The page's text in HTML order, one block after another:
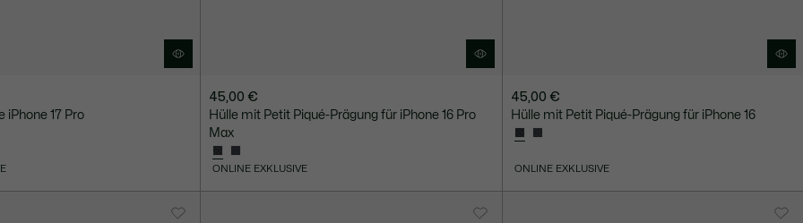
iPhone 17 Pro
45,00 €
Hülle mit Petit Piqué-Prägung für iPhone 16 Pro
Max
ONLINE EXKLUSIVE
45,00 €
Hülle mit Petit Piqué-Prägung für iPhone 16
ONLINE EXKLUSIVE